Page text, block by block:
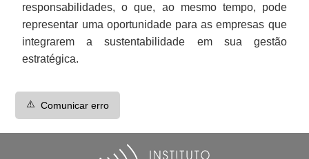
responsabilidades, o que, ao mesmo tempo, pode
representar uma oportunidade para as empresas que
integrarem a sustentabilidade em sua gestão
estratégica.
⚠️ Comunicar erro